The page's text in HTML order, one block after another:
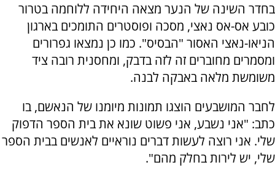
בחדר השינה של הנער מצאה היחידה ללוחמה בטרור
כובע אס-אס נאצי, מסכה ופוסטרים התומכים בארגון
הניאו-נאצי האסור "הבסיס". כמו כן נמצאו גפרורים
ומסמרים מחוברים זה לזה בדבק, ומחסנית רובה ציד
משומשת מלאה באבקה לבנה.
לחבר המושבעים הוצגו תמונות מיומנו של הנאשם, בו
כתב: "אני נשבע, אני פשוט שונא את בית הספר הדפוק
שלי. אני רוצה לעשות דברים נוראיים לאנשים בבית הספר
שלי, יש לירות בחלק מהם".